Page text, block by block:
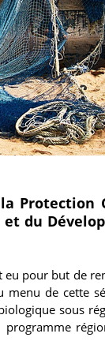
Protection
du
pour but de
de cette
sous